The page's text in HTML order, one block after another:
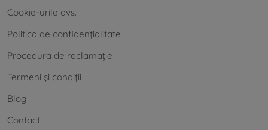
Cookie-urile dvs.
Politica de confidențialitate
Procedura de reclamație
Termeni și condiții
Blog
Contact